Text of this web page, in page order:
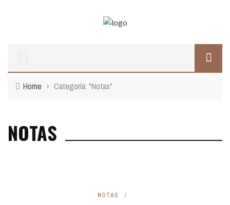
Home › Categoría: "Notas"
NOTAS
NOTAS